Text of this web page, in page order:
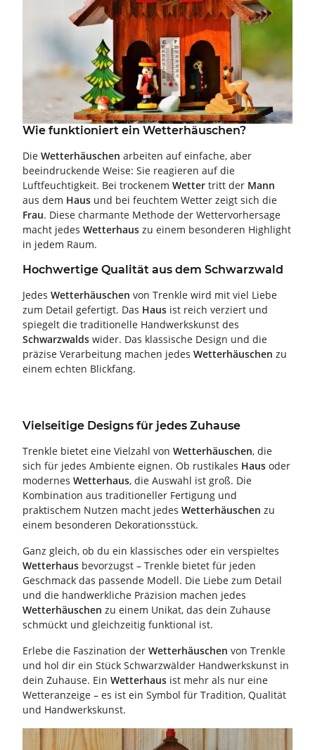
Wie funktioniert ein Wetterhäuschen?
Die Wetterhäuschen arbeiten auf einfache, aber
beeindruckende Weise: Sie reagieren auf die
Luftfeuchtigkeit. Bei trockenem Wetter tritt der Mann
aus dem Haus und bei feuchtem Wetter zeigt sich die
Frau. Diese charmante Methode der Wettervorhersage
macht jedes Wetterhaus zu einem besonderen Highlight
in jedem Raum.
Hochwertige Qualität aus dem Schwarzwald
Jedes Wetterhäuschen von Trenkle wird mit viel Liebe
zum Detail gefertigt. Das Haus ist reich verziert und
spiegelt die traditionelle Handwerkskunst des
Schwarzwalds wider. Das klassische Design und die
präzise Verarbeitung machen jedes Wetterhäuschen zu
einem echten Blickfang.
Vielseitige Designs für jedes Zuhause
Trenkle bietet eine Vielzahl von Wetterhäuschen, die
sich für jedes Ambiente eignen. Ob rustikales Haus oder
modernes Wetterhaus, die Auswahl ist groß. Die
Kombination aus traditioneller Fertigung und
praktischem Nutzen macht jedes Wetterhäuschen zu
einem besonderen Dekorationsstück.
Ganz gleich, ob du ein klassisches oder ein verspieltes
Wetterhaus bevorzugst – Trenkle bietet für jeden
Geschmack das passende Modell. Die Liebe zum Detail
und die handwerkliche Präzision machen jedes
Wetterhäuschen zu einem Unikat, das dein Zuhause
schmückt und gleichzeitig funktional ist.
Erlebe die Faszination der Wetterhäuschen von Trenkle
und hol dir ein Stück Schwarzwälder Handwerkskunst in
dein Zuhause. Ein Wetterhaus ist mehr als nur eine
Wetteranzeige – es ist ein Symbol für Tradition, Qualität
und Handwerkskunst.